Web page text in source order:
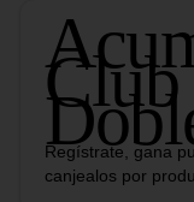
Club
Regístrate, gana
canjealos por